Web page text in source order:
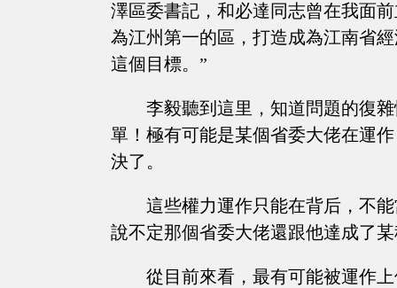
澤區委書記，和必達同志曾在我面
為江州第一的區，打造成為江南省
這個目標。”
李毅聽到這里，知道問題的復
單！極有可能是某個省委大佬在運
決了。
這些權力運作只能在背后，不
說不定那個省委大佬還跟他達成了
從目前來看，最有可能被運作